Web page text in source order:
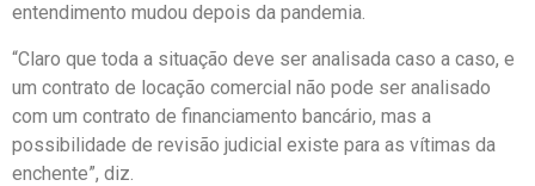
entendimento mudou depois da pandemia.
“Claro que toda a situação deve ser analisada caso a caso, e
um contrato de locação comercial não pode ser analisado
com um contrato de financiamento bancário, mas a
possibilidade de revisão judicial existe para as vítimas da
enchente”, diz.